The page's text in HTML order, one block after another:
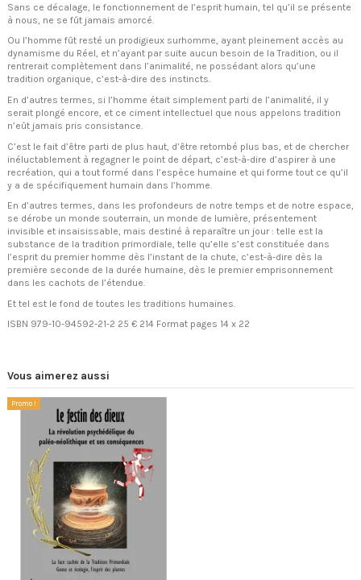
Sans ce décalage, le fonctionnement de l’esprit humain, tel qu’il se présente
à nous, ne se fût jamais amorcé.
Ou l’homme fût resté un prodigieux surhomme, ayant pleinement accès au
dynamisme du Réel, et n’ayant par suite aucun besoin de la Tradition, ou il
rentrerait complètement dans l’animalité, ne possédant alors qu’une
tradition organique, c’est-à-dire des instincts.
En d’autres termes, si l’homme était simplement parti de l’animalité, il y
serait plongé encore, et ce ciment intellectuel que nous appelons tradition
n’eût jamais pris consistance.
C’est le fait d’être parti de plus haut, d’être retombé plus bas, et de chercher
inéluctablement à regagner le point de départ, c’est-à-dire d’aspirer à une
recréation, qui a tout formé dans l’espèce humaine et qui forme tout ce qu’il
y a de spécifiquement humain dans l’homme.
En d’autres termes, dans les profondeurs de notre temps et de notre espace,
se dérobe un monde souterrain, un monde de lumière, présentement
invisible et insaisissable, mais destiné à reparaître un jour : telle est la
substance de la tradition primordiale, telle qu’elle s’est constituée dans
l’esprit du premier homme dès l’instant de la chute, c’est-à-dire dès la
première seconde de la durée humaine, dès le premier emprisonnement
dans les cachots de l’étendue.
Et tel est le fond de toutes les traditions humaines.
ISBN 979-10-94592-21-2 25 € 214 Format pages 14 x 22
Vous aimerez aussi
Promo !